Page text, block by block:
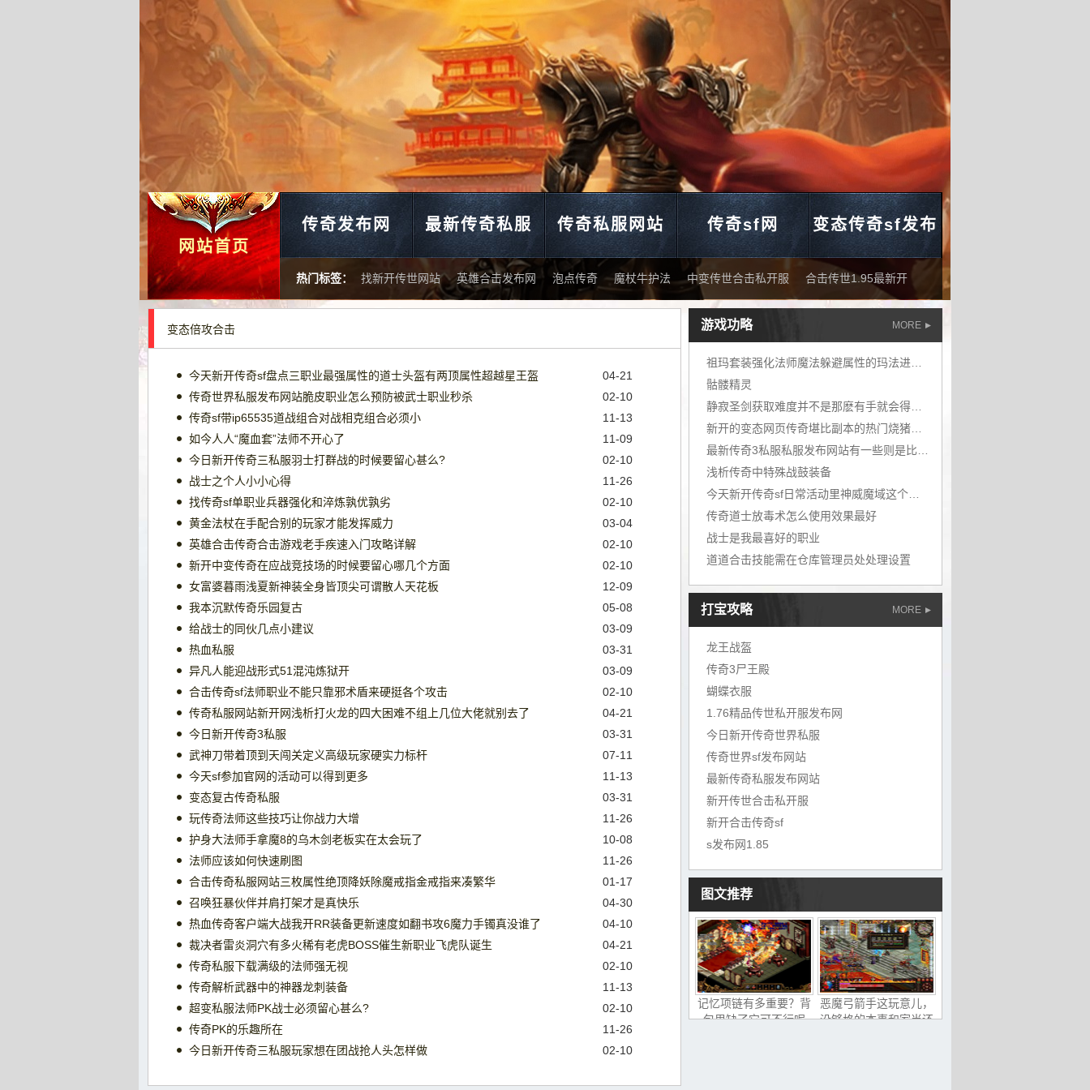
网站首页
传奇发布网 最新传奇私服 传奇私服网站 传奇sf网 变态传奇sf发布
热门标签： 找新开传世网站 英雄合击发布网 泡点传奇 魔杖牛护法 中变传世合击私开服 合击传世1.95最新开
变态倍攻合击
今天新开传奇sf盘点三职业最强属性的道士头盔有两顶属性超越星王盔
04-21
传奇世界私服发布网站脆皮职业怎么预防被武士职业秒杀
02-10
传奇sf带ip65535道战组合对战相克组合必须小
11-13
如今人人“魔血套”法师不开心了
11-09
今日新开传奇三私服羽士打群战的时候要留心甚么?
02-10
战士之个人小小心得
11-26
找传奇sf单职业兵器强化和淬炼孰优孰劣
02-10
黄金法杖在手配合别的玩家才能发挥威力
03-04
英雄合击传奇合击游戏老手疾速入门攻略详解
02-10
新开中变传奇在应战竞技场的时候要留心哪几个方面
02-10
女富婆暮雨浅夏新神装全身皆顶尖可谓散人天花板
12-09
我本沉默传奇乐园复古
05-08
给战士的同伙几点小建议
03-09
热血私服
03-31
异凡人能迎战形式51混沌炼狱开
03-09
合击传奇sf法师职业不能只靠邪术盾来硬挺各个攻击
02-10
传奇私服网站新开网浅析打火龙的四大困难不组上几位大佬就别去了
04-21
今日新开传奇3私服
03-31
武神刀带着顶到天闯关定义高级玩家硬实力标杆
07-11
今天sf参加官网的活动可以得到更多
11-13
变态复古传奇私服
03-31
玩传奇法师这些技巧让你战力大增
11-26
护身大法师手拿魔8的乌木剑老板实在太会玩了
10-08
法师应该如何快速刷图
11-26
合击传奇私服网站三枚属性绝顶降妖除魔戒指金戒指来凑繁华
01-17
召唤狂暴伙伴并肩打架才是真快乐
04-30
热血传奇客户端大战我开RR装备更新速度如翻书攻6魔力手镯真没谁了
04-10
裁决者雷炎洞穴有多火稀有老虎BOSS催生新职业飞虎队诞生
04-21
传奇私服下载满级的法师强无视
02-10
传奇解析武器中的神器龙刺装备
11-13
超变私服法师PK战士必须留心甚么?
02-10
传奇PK的乐趣所在
11-26
今日新开传奇三私服玩家想在团战抢人头怎样做
02-10
MORE
游戏功略
骷髅精灵
浅析传奇中特殊战鼓装备
传奇道士放毒术怎么使用效果最好
战士是我最喜好的职业
道道合击技能需在仓库管理员处处理设置
打宝攻略 MORE
龙王战盔
传奇3尸王殿
蝴蝶衣服
1.76精品传世私开服发布网
今日新开传奇世界私服
传奇世界sf发布网站
最新传奇私服发布网站
新开传世合击私开服
新开合击传奇sf
s发布网1.85
图文推荐
记忆项链有多重要？背
包里缺了它可不行呢
恶魔弓箭手这玩意儿，
没够格的本事和家当还